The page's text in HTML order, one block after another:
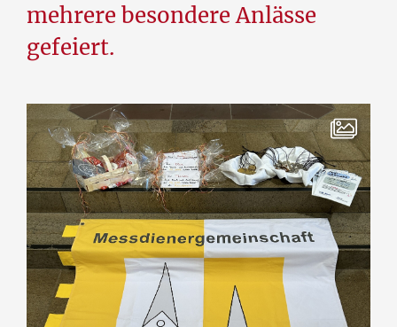
mehrere besondere Anlässe
gefeiert.